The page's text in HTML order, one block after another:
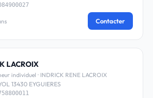
Contacter
LACROIX
individuel · INDRICK RENE LACROIX
13430 EYGUIERES